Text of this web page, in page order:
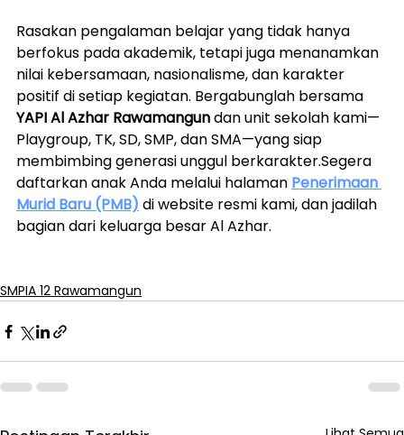
Rasakan pengalaman belajar yang tidak hanya
berfokus pada akademik, tetapi juga menanamkan
nilai kebersamaan, nasionalisme, dan karakter
positif di setiap kegiatan. Bergabunglah bersama
YAPI Al Azhar Rawamangun dan unit sekolah kami—
Playgroup, TK, SD, SMP, dan SMA—yang siap
membimbing generasi unggul berkarakter.Segera
daftarkan anak Anda melalui halaman Penerimaan
Murid Baru (PMB) di website resmi kami, dan jadilah
bagian dari keluarga besar Al Azhar.
SMPIA 12 Rawamangun